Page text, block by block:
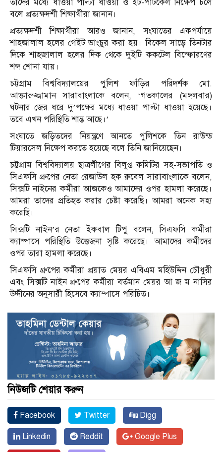
তাদের মধ্যে ধাওয়া পাল্টা ধাওয়া ও ইট-পাটকেল নিক্ষেপ চলে
বলে প্রত্যক্ষদর্শী শিক্ষার্থীরা জানান।
প্রত্যক্ষদর্শী শিক্ষার্থীরা আরও জানান, সংঘাতের একপর্যায়ে
শাহজালাল হলের গেইট ভাংচুর করা হয়। বিকেল সাড়ে তিনটার
দিকে শাহজালাল হলের দিক থেকে দুইটি ককটেল বিস্ফোরণের
শব্দ শোনা যায়।
চট্টগ্রাম বিশ্ববিদ্যালয়ের পুলিশ ফাঁড়ির পরিদর্শক মো.
আক্তারুজ্জামান সারাবাংলাকে বলেন, ‘গতকালের (মঙ্গলবার)
ঘটনার জের ধরে দু’পক্ষের মধ্যে ধাওয়া পাল্টা ধাওয়া হয়েছে।
তবে এখন পরিস্থিতি শান্ত আছে।’
সংঘাতে জড়িতদের নিয়ন্ত্রণে আনতে পুলিশকে তিন রাউন্ড
টিয়ারসেল নিক্ষেপ করতে হয়েছে বলে তিনি জানিয়েছেন।
চট্টগ্রাম বিশ্ববিদ্যালয় ছাত্রলীগের বিলুপ্ত কমিটির সহ-সভাপতি ও
সিএফসি গ্রুপের নেতা রেজাউল হক রুবেল সারাবাংলাকে বলেন,
সিক্সটি নাইনের কর্মীরা আজকেও আমাদের ওপর হামলা করেছে।
আমরা তাদের প্রতিহত করার চেষ্টা করেছি। আমরা অনেক সহ্য
করেছি।
সিক্সটি নাইন’র নেতা ইকবাল টিপু বলেন, সিএফসি কর্মীরা
ক্যাম্পাসে পরিস্থিতি উত্তেজনা সৃষ্টি করেছে। আমাদের কর্মীদের
ওপর তারা হামলা করেছে।
সিএফসি গ্রুপের কর্মীরা প্রয়াত মেয়র এবিএম মহিউদ্দিন চৌধুরী
এবং সিক্সটি নাইন গ্রুপের কর্মীরা বর্তমান মেয়র আ জ ম নাসির
উদ্দীনের অনুসারী হিসেবে ক্যাম্পাসে পরিচিত।
নিউজটি শেয়ার করুন
Facebook Twitter Digg
Linkedin Reddit Google Plus